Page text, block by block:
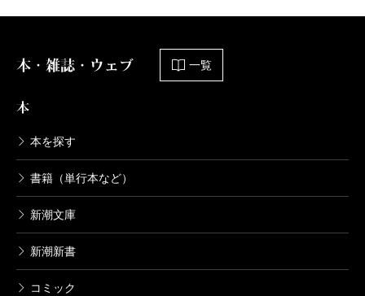
本・雑誌・ウェブ 一覧
本
本を探す
書籍（単行本など）
新潮文庫
新潮新書
コミック